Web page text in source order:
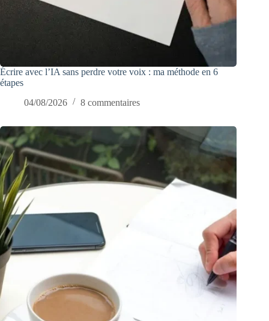
Écrire avec l’IA sans perdre votre voix : ma méthode en 6
étapes
04/08/2026
8 commentaires